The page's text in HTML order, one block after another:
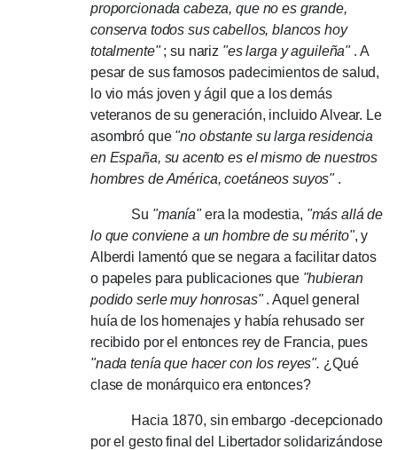
proporcionada cabeza, que no es grande,
conserva todos sus cabellos, blancos hoy
totalmente";su nariz "es larga y aguileña". A
pesar de sus famosos padecimientos de salud,
lo vio más joven y ágil que a los demás
veteranos de su generación, incluido Alvear. Le
asombró que "no obstante su larga residencia
en España, su acento es el mismo de nuestros
hombres de América, coetáneos suyos".
Su "manía"era la modestia, "más allá de
lo que conviene a un hombre de su mérito", y
Alberdi lamentó que se negara a facilitar datos
o papeles para publicaciones que "hubieran
podido serle muy honrosas".Aquel general
huía de los homenajes y había rehusado ser
recibido por el entonces rey de Francia, pues
"nada tenía que hacer con los reyes". ¿Qué
clase de monárquico era entonces?
Hacia 1870, sin embargo-decepcionado
por el gesto final del Libertador solidarizándose